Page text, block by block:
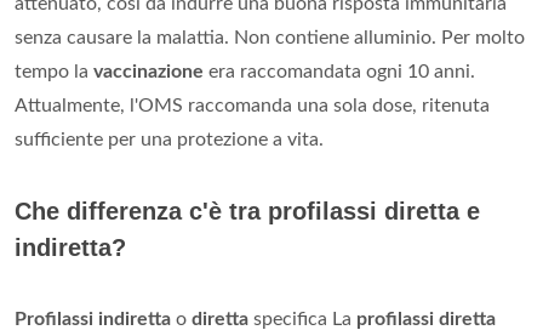
senza causare la malattia. Non contiene alluminio. Per molto
tempo la vaccinazione era raccomandata ogni 10 anni.
Attualmente, l'OMS raccomanda una sola dose, ritenuta
sufficiente per una protezione a vita.
Che differenza c'è tra profilassi diretta e
indiretta?
Profilassi indiretta o diretta specifica La profilassi diretta